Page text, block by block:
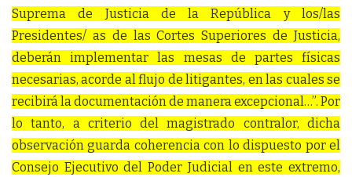
Suprema de Justicia de la República y los/las
Presidentes/ as de las Cortes Superiores de Justicia,
deberán implementar las mesas de partes físicas
necesarias, acorde al flujo de litigantes, en las cuales se
recibirá la documentación de manera excepcional…”. Por
lo tanto, a criterio del magistrado contralor, dicha
observación guarda coherencia con lo dispuesto por el
Consejo Ejecutivo del Poder Judicial en este extremo,